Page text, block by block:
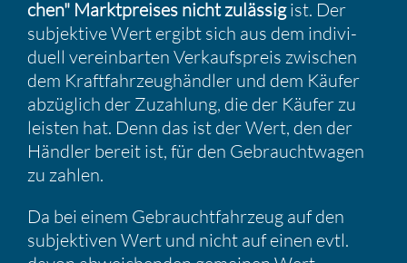
chen" Markt­preises nicht zulässigist. Der
subjek­tive Wert ergibt sich aus dem indivi­
duell verein­barten Verkaufs­preis zwischen
dem Kraft­fahr­zeug­händler und dem Käufer
abzüg­lich der Zuzah­lung, die der Käufer zu
leisten hat. Denn das ist der Wert, den der
Händler bereit ist, für den Gebraucht­wagen
zu zahlen.
Da bei einem Gebraucht­fahr­zeug auf den
subjek­tiven Wert und nicht auf einen evtl.